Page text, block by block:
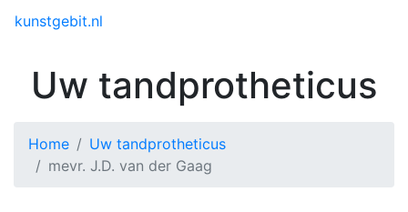
kunstgebit.nl
Uw tandprotheticus
Home
Uw tandprotheticus
mevr. J.D. van der Gaag